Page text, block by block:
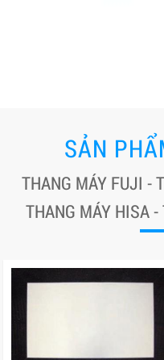
SẢN
THANG MÁY FUJI -
THANG MÁY HISA